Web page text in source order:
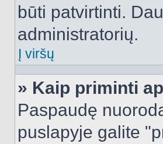
būti patvirtinti.
administratorių.
Į viršų
» Kaip priminti
Paspaudę
puslapyje galite